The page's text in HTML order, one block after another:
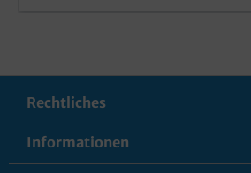
Rechtliches
Informationen